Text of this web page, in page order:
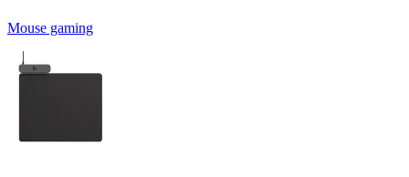
Mouse gaming